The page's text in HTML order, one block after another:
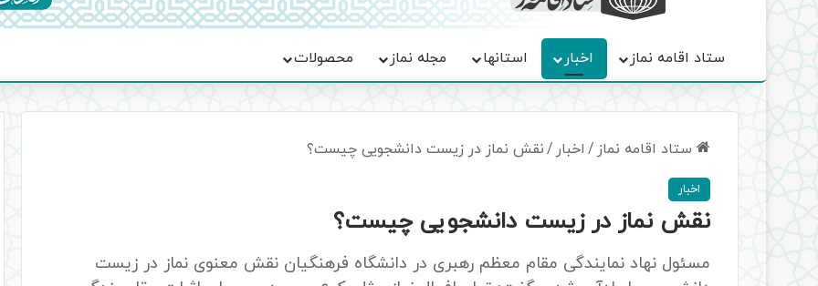
ستاد اقامه نماز اخبار استانها مجله نماز محصولات
ستاد اقامه نماز / اخبار /نقش نماز در زیست دانشجویی چیست؟
اخبار
نقش نماز در زیست دانشجویی چیست؟
مسئول نهاد نمایندگی مقام معظم رهبری در دانشگاه‌ فرهنگیان نقش معنوی نماز در زیست